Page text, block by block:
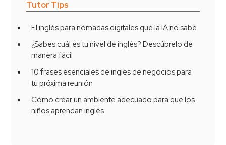
Tutor Tips
El inglés para nómadas digitales que la IA no sabe
¿Sabes cuál es tu nivel de inglés? Descúbrelo de
manera fácil
10 frases esenciales de inglés de negocios para
tu próxima reunión
Cómo crear un ambiente adecuado para que los
niños aprendan inglés